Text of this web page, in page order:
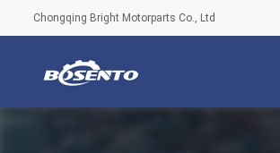
Chongqing Bright Motorparts Co., Ltd